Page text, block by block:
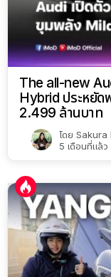
The all-new
Hybrid ประหยัด
2.499 ล้านบาท
โดย Sakura
5 เดือนที่แล้ว